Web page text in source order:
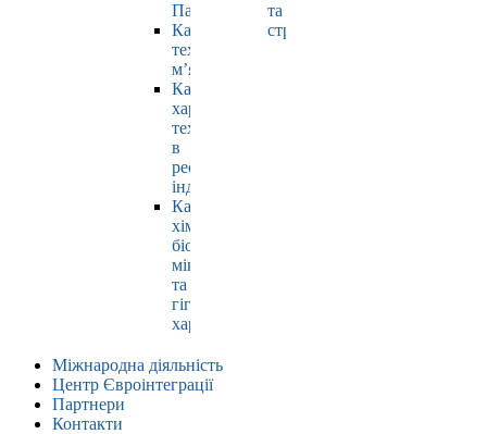
Павлюк
Кафедра
технології
м’яса
Кафедра
харчових
технологій
в
ресторанній
індустрії
Кафедра
хімії,
біохімії,
мікробіології
та
гігієни
харчування
та
страхування
Міжнародна діяльність
Центр Євроінтеграції
Партнери
Контакти